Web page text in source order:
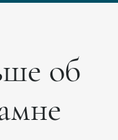
об